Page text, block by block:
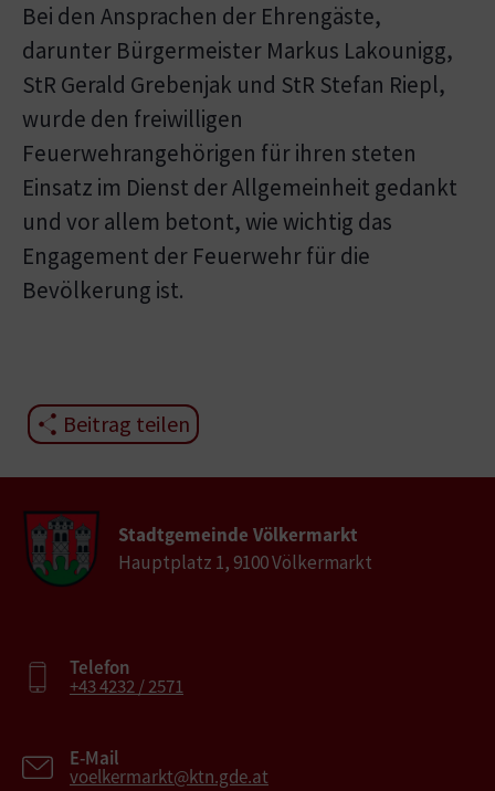
Bei den Ansprachen der Ehrengäste,
darunter Bürgermeister Markus Lakounigg,
StR Gerald Grebenjak und StR Stefan Riepl,
wurde den freiwilligen
Feuerwehrangehörigen für ihren steten
Einsatz im Dienst der Allgemeinheit gedankt
und vor allem betont, wie wichtig das
Engagement der Feuerwehr für die
Bevölkerung ist.
Beitrag teilen
Stadtgemeinde Völkermarkt
Hauptplatz 1, 9100 Völkermarkt
Telefon
+43 4232 / 2571
E-Mail
voelkermarkt@ktn.gde.at